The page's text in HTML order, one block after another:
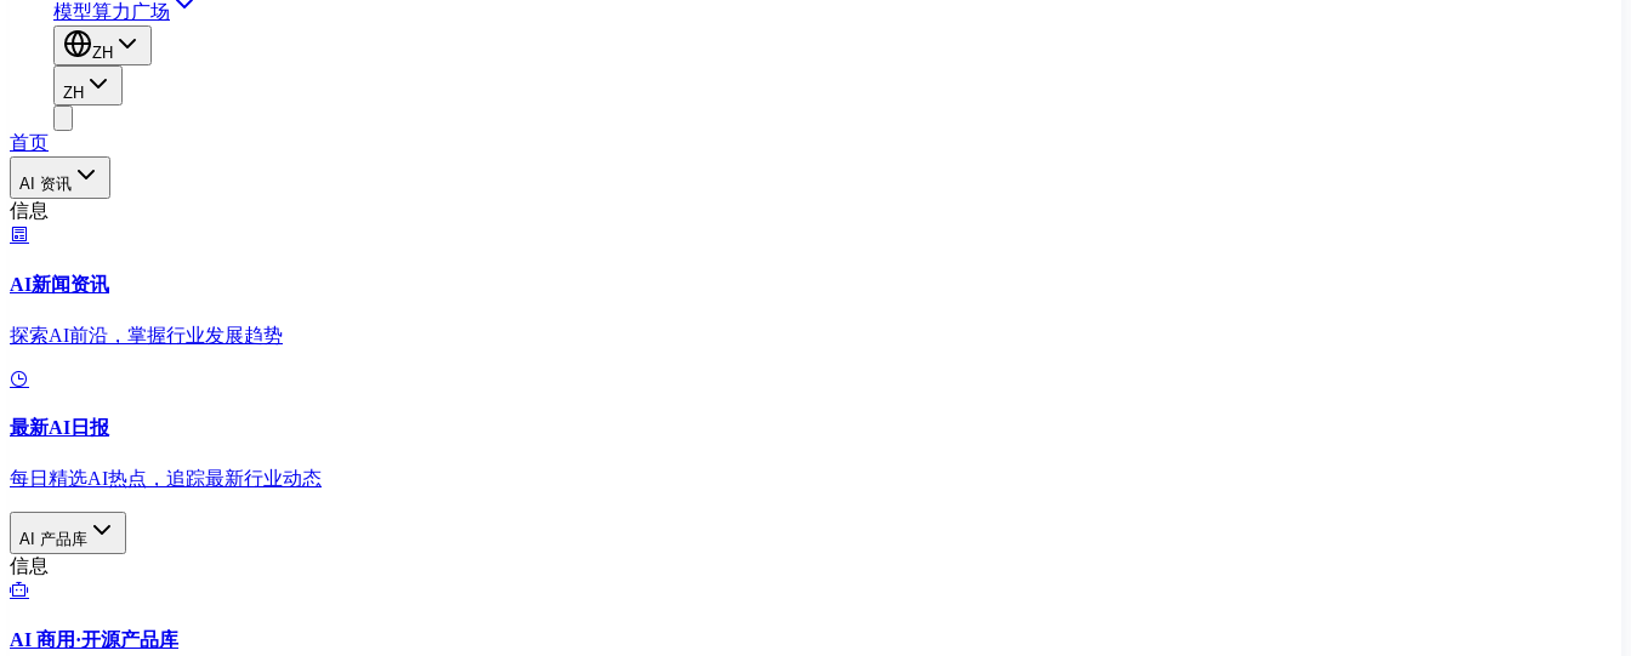
模型算力广场
ZH
ZH
首页
AI 资讯
信息
AI新闻资讯
探索AI前沿，掌握行业发展趋势
最新AI日报
每日精选AI热点，追踪最新行业动态
AI 产品库
信息
AI 商用·开源产品库